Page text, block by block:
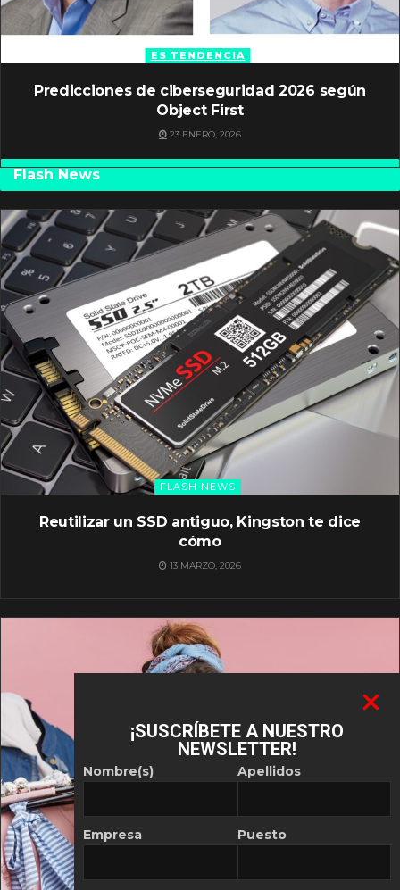
ES TENDENCIA
Predicciones de ciberseguridad 2026 según
Object First
23 ENERO, 2026
Flash News
FLASH NEWS
Reutilizar un SSD antiguo, Kingston te dice
cómo
13 MARZO, 2026
¡SUSCRÍBETE A NUESTRO
NEWSLETTER!
Nombre(s)
Empresa
Apellidos
Puesto